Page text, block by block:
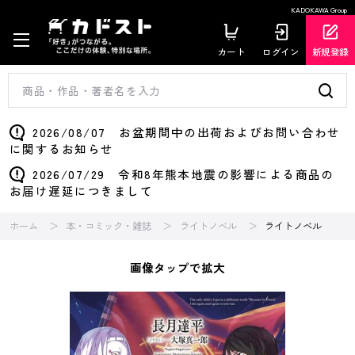
KADOKAWA Group
カート ログイン 新規登録
2026/08/07 お盆期間中の出荷およびお問い合わせ
に関するお知らせ
2026/07/29 令和8年熊本地震の影響による商品の
お届け遅延につきまして
ホーム 本・コミック・雑誌 ライトノベル ライトノベル
画像タップで拡大